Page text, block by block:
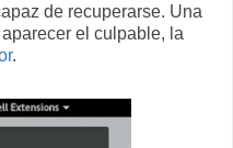
de recuperarse. Una
el culpable, la
.